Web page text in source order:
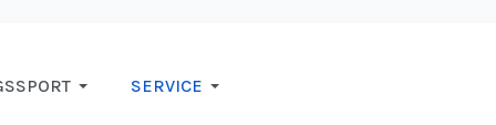
SERVICE